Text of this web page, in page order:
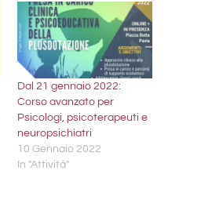
Dal 21 gennaio 2022:
Corso avanzato per
Psicologi, psicoterapeuti e
neuropsichiatri
10 Gennaio 2022
In "Attività"